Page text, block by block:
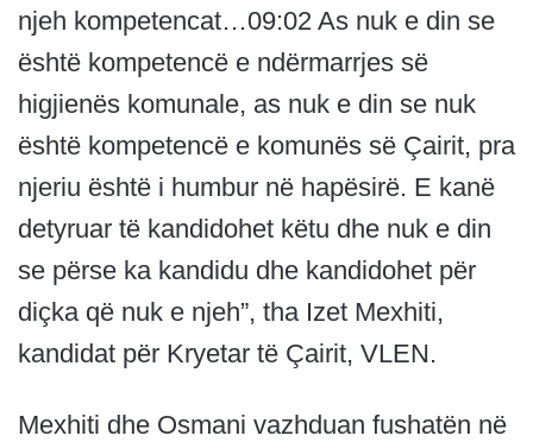
njeh kompetencat…09:02 As nuk e din se
është kompetencë e ndërmarrjes së
higjienës komunale, as nuk e din se nuk
është kompetencë e komunës së Çairit, pra
njeriu është i humbur në hapësirë. E kanë
detyruar të kandidohet këtu dhe nuk e din
se përse ka kandidu dhe kandidohet për
diçka që nuk e njeh”, tha Izet Mexhiti,
kandidat për Kryetar të Çairit, VLEN.
Mexhiti dhe Osmani vazhduan fushatën në